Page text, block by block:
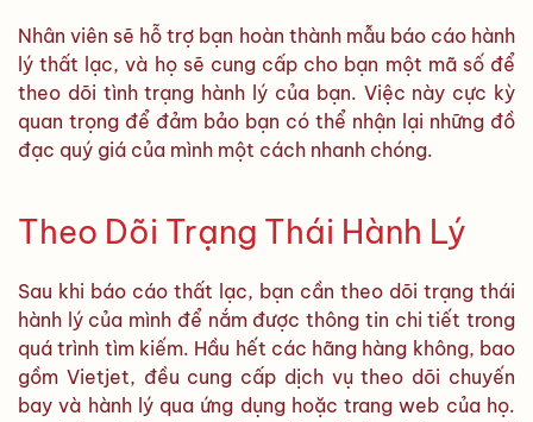
Nhân viên sẽ hỗ trợ bạn hoàn thành mẫu báo cáo hành
lý thất lạc, và họ sẽ cung cấp cho bạn một mã số để
theo dõi tình trạng hành lý của bạn. Việc này cực kỳ
quan trọng để đảm bảo bạn có thể nhận lại những đồ
đạc quý giá của mình một cách nhanh chóng.
Theo Dõi Trạng Thái Hành Lý
Sau khi báo cáo thất lạc, bạn cần theo dõi trạng thái
hành lý của mình để nắm được thông tin chi tiết trong
quá trình tìm kiếm. Hầu hết các hãng hàng không, bao
gồm Vietjet, đều cung cấp dịch vụ theo dõi chuyến
bay và hành lý qua ứng dụng hoặc trang web của họ.